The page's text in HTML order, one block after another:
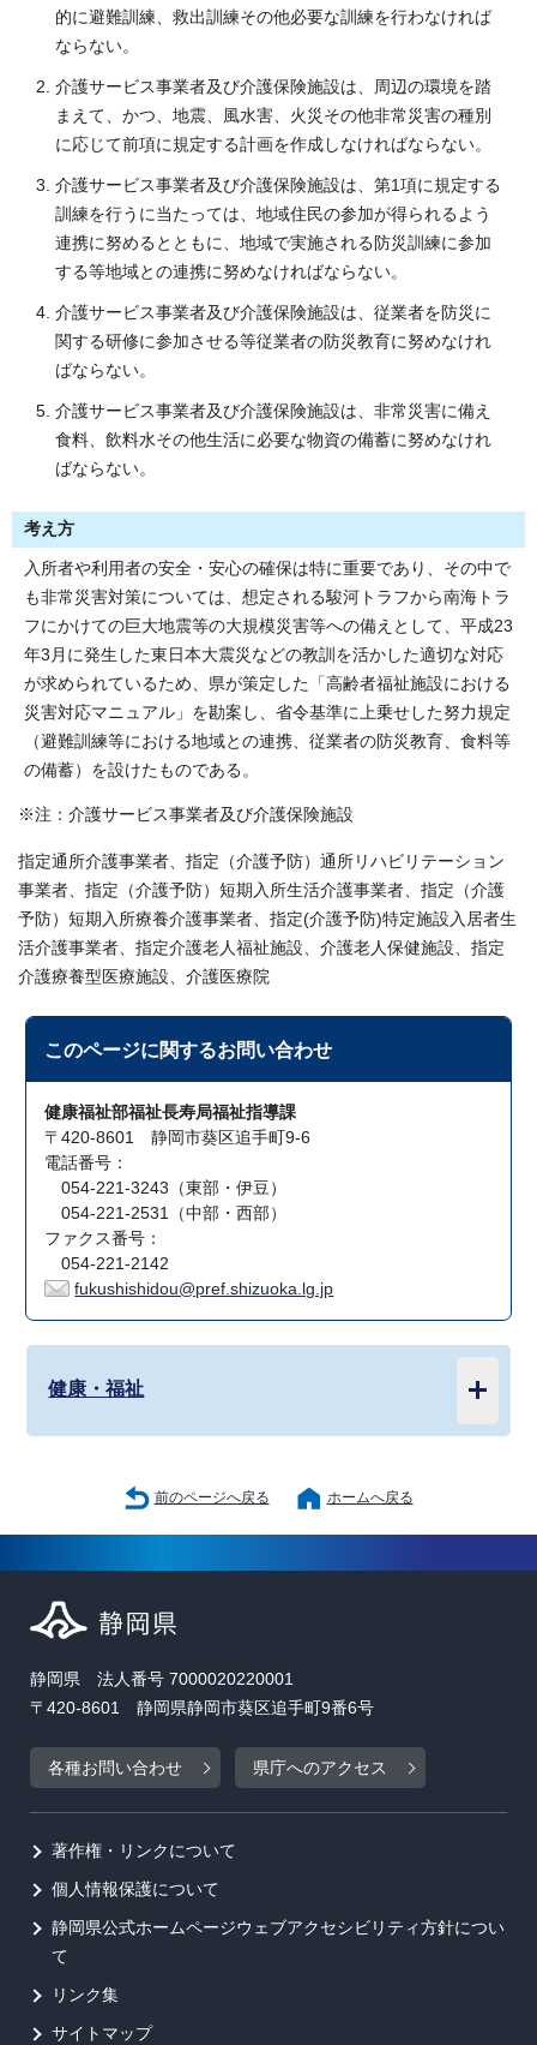
的に避難訓練、救出訓練その他必要な訓練を行わなければ
ならない。
介護サービス事業者及び介護保険施設は、周辺の環境を踏
まえて、かつ、地震、風水害、火災その他非常災害の種別
に応じて前項に規定する計画を作成しなければならない。
介護サービス事業者及び介護保険施設は、第1項に規定する
訓練を行うに当たっては、地域住民の参加が得られるよう
連携に努めるとともに、地域で実施される防災訓練に参加
する等地域との連携に努めなければならない。
介護サービス事業者及び介護保険施設は、従業者を防災に
関する研修に参加させる等従業者の防災教育に努めなけれ
ばならない。
介護サービス事業者及び介護保険施設は、非常災害に備え
食料、飲料水その他生活に必要な物資の備蓄に努めなけれ
ばならない。
考え方
入所者や利用者の安全・安心の確保は特に重要であり、その中で
も非常災害対策については、想定される駿河トラフから南海トラ
フにかけての巨大地震等の大規模災害等への備えとして、平成23
年3月に発生した東日本大震災などの教訓を活かした適切な対応
が求められているため、県が策定した「高齢者福祉施設における
災害対応マニュアル」を勘案し、省令基準に上乗せした努力規定
（避難訓練等における地域との連携、従業者の防災教育、食料等
の備蓄）を設けたものである。
※注：介護サービス事業者及び介護保険施設
指定通所介護事業者、指定（介護予防）通所リハビリテーション
事業者、指定（介護予防）短期入所生活介護事業者、指定（介護
予防）短期入所療養介護事業者、指定(介護予防)特定施設入居者生
活介護事業者、指定介護老人福祉施設、介護老人保健施設、指定
介護療養型医療施設、介護医療院
このページに関するお問い合わせ
健康福祉部福祉長寿局福祉指導課
〒420-8601 静岡市葵区追手町9-6
電話番号：
054-221-3243（東部・伊豆）
054-221-2531（中部・西部）
ファクス番号：
054-221-2142
fukushishidou@pref.shizuoka.lg.jp
健康・福祉
前のページへ戻る ホームへ戻る
静岡県 法人番号 7000020220001
〒420-8601 静岡県静岡市葵区追手町9番6号
各種お問い合わせ 県庁へのアクセス
著作権・リンクについて
個人情報保護について
静岡県公式ホームページウェブアクセシビリティ方針につい
て
リンク集
サイトマップ